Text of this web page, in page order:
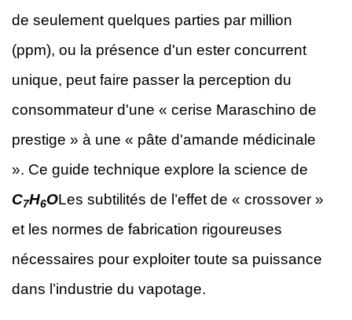
de seulement quelques parties par million
(ppm), ou la présence d'un ester concurrent
unique, peut faire passer la perception du
consommateur d'une « cerise Maraschino de
prestige » à une « pâte d'amande médicinale
». Ce guide technique explore la science de
C7H6OLes subtilités de l’effet de « crossover »
et les normes de fabrication rigoureuses
nécessaires pour exploiter toute sa puissance
dans l’industrie du vapotage.